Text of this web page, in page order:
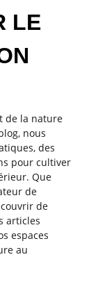
LE
de la nature
nous
des
pour cultiver
Que
de
de
articles
espaces
au